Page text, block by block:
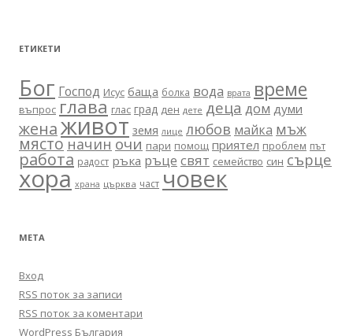
ЕТИКЕТИ
Бог Господ Исус баща болка вода врата време
въпрос глава глас град ден дете деца дом думи
женаживот земя лице любов майка мъж
мястоначиночи пари помощ приятел проблем път
работа радост ръка ръце свят семейство син сърце
хора храна църква част човек
МЕТА
Вход
RSS поток за записи
RSS поток за коментари
WordPress България